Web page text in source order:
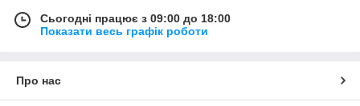
Сьогодні працює з 09:00 до 18:00
Показати весь графік роботи
Про нас